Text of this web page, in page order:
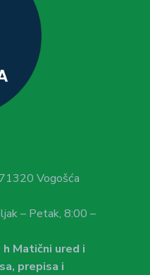
Vogošća
– Petak, 8:00 –
Matični ured i
prepisa i